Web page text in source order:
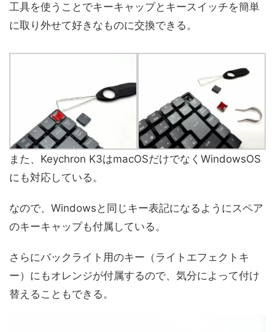
工具を使うことでキーキャップとキースイッチを簡単
に取り外せて好きなものに交換できる。
また、Keychron K3はmacOSだけでなくWindowsOS
にも対応している。
なので、Windowsと同じキー表記になるようにスペア
のキーキャップも付属している。
さらにバックライト用のキー（ライトエフェクトキ
ー）にもオレンジが付属するので、気分によって付け
替えることもできる。